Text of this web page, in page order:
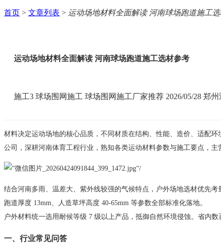
首页 > 文章列表 > 运动场地材料全面解读 河南球场跑道施工
运动场地材料全面解读 河南球场跑道施工选材参考
施工3 球场围网施工 球场围网施工厂家推荐 2026/05/28 郑州
材料决定运动场地的核心品质，不同材质在结构、性能、造价、适配
公司，深耕河南体育工程行业，熟知各类运动材料参数与施工要点，主
结合河南多雨、温差大、紫外线较强的气候特点，户外场地选材优先
跑道厚度 13mm、人造草坪高度 40-65mm 等参数全部标准化落地。
户外材料统一选用耐候等级 7 级以上产品，抵御自然环境侵蚀。省内
一、行业常见问答